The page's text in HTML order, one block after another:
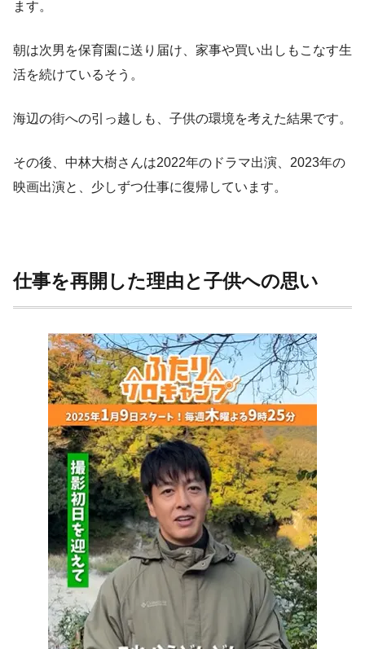
ます。
朝は次男を保育園に送り届け、家事や買い出しもこなす生
活を続けているそう。
海辺の街への引っ越しも、子供の環境を考えた結果です。
その後、中林大樹さんは2022年のドラマ出演、2023年の
映画出演と、少しずつ仕事に復帰しています。
仕事を再開した理由と子供への思い